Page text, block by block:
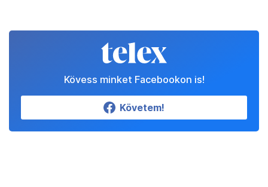
Kövess minket Facebookon is!
Követem!